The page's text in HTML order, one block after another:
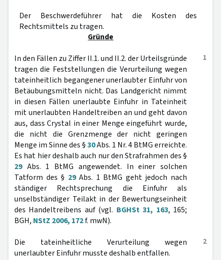
Der Beschwerdeführer hat die Kosten des
Rechtsmittels zu tragen.
Gründe
1
In den Fällen zu Ziffer II.1. und II.2. der Urteilsgründe
tragen die Feststellungen die Verurteilung wegen
tateinheitlich begangener unerlaubter Einfuhr von
Betäubungsmitteln nicht. Das Landgericht nimmt
in diesen Fällen unerlaubte Einfuhr in Tateinheit
mit unerlaubten Handeltreiben an und geht davon
aus, dass Crystal in einer Menge eingeführt wurde,
die nicht die Grenzmenge der nicht geringen
Menge im Sinne des §30Abs. 1 Nr. 4 BtMG erreichte.
Es hat hier deshalb auch nur den Strafrahmen des §
29Abs. 1 BtMG angewendet. In einer solchen
Tatform des § 29Abs. 1 BtMG geht jedoch nach
ständiger Rechtsprechung die Einfuhr als
unselbständiger Teilakt in der Bewertungseinheit
des Handeltreibens auf (vgl. BGHSt 31, 163, 165;
BGH, NStZ 2006, 172f. mwN).
2
Die tateinheitliche Verurteilung wegen
unerlaubter Einfuhr musste deshalb entfallen.